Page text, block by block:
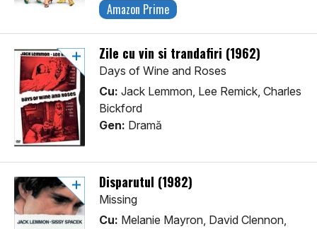
Amazon Prime
Zile cu vin si trandafiri (1962)
Days of Wine and Roses
Cu: Jack Lemmon, Lee Remick, Charles
Bickford
Gen: Dramă
Disparutul (1982)
Missing
Cu: Melanie Mayron, David Clennon,